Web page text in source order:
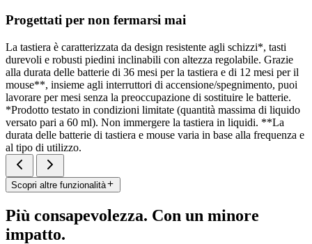
Progettati per non fermarsi mai
La tastiera è caratterizzata da design resistente agli schizzi*, tasti
durevoli e robusti piedini inclinabili con altezza regolabile. Grazie
alla durata delle batterie di 36 mesi per la tastiera e di 12 mesi per il
mouse**, insieme agli interruttori di accensione/spegnimento, puoi
lavorare per mesi senza la preoccupazione di sostituire le batterie.
*Prodotto testato in condizioni limitate (quantità massima di liquido
versato pari a 60 ml). Non immergere la tastiera in liquidi. **La
durata delle batterie di tastiera e mouse varia in base alla frequenza e
al tipo di utilizzo.
Scopri altre funzionalità
Più consapevolezza. Con un minore
impatto.